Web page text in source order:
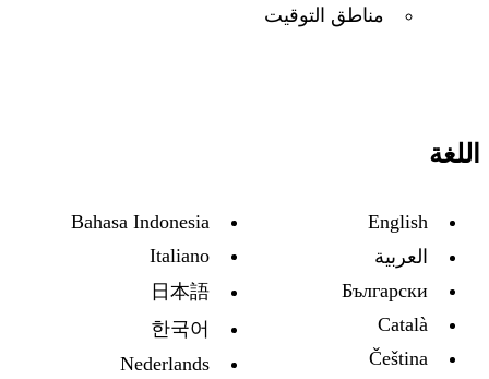
مناطق التوقيت
اللغة
English
العربية
Български
Català
Čeština
Bahasa Indonesia
Italiano
日本語
한국어
Nederlands